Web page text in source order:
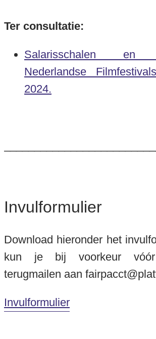
Ter consultatie:
Salarisschalen en
Nederlandse
2024.
Invulformulier
Download hieronder het
kun je bij voorkeur
terugmailen aan
Invulformulier